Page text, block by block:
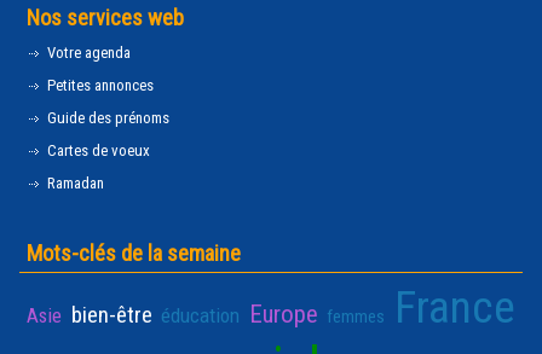
Nos services web
Votre agenda
Petites annonces
Guide des prénoms
Cartes de voeux
Ramadan
Mots-clés de la semaine
Asie bien-être éducation Europe femmes France